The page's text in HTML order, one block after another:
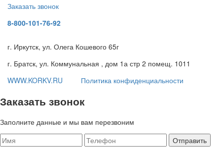
Заказать звонок
8-800-101-76-92
г. Иркутск, ул. Олега Кошевого 65г
г. Братск, ул. Коммунальная , дом 1а стр 2 помещ. 1011
WWW.KORKV.RU
Политика конфиденциальности
Заказать звонок
Заполните данные и мы вам перезвоним